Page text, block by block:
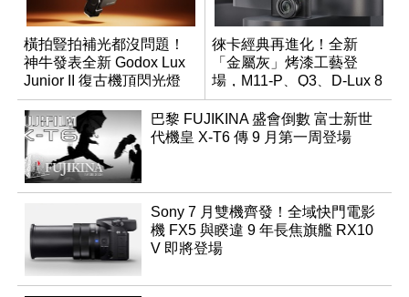
橫拍豎拍補光都沒問題！
神牛發表全新 Godox Lux
Junior II 復古機頂閃光燈
徠卡經典再進化！全新
「金屬灰」烤漆工藝登
場，M11-P、Q3、D-Lux 8
領銜換裝
巴黎 FUJIKINA 盛會倒數 富士新世
代機皇 X-T6 傳 9 月第一周登場
Sony 7 月雙機齊發！全域快門電影
機 FX5 與睽違 9 年長焦旗艦 RX10
V 即將登場